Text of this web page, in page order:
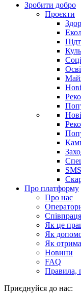
Зробити добро
Проєкти
Нові
Нові
Про платформу
Про нас
Співпраця
Як це
Як
Як
Новини
FAQ
Правила,
Приєднуйся до нас: